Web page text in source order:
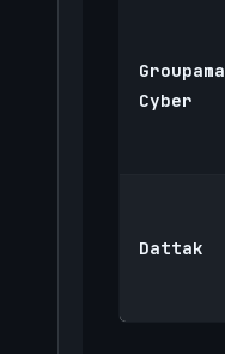
Groupama
Cyber
Dattak